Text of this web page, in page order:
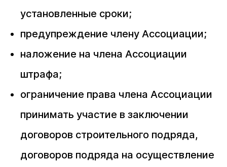
установленные сроки;
предупреждение члену Ассоциации;
наложение на члена Ассоциации
штрафа;
ограничение права члена Ассоциации
принимать участие в заключении
договоров строительного подряда,
договоров подряда на осуществление